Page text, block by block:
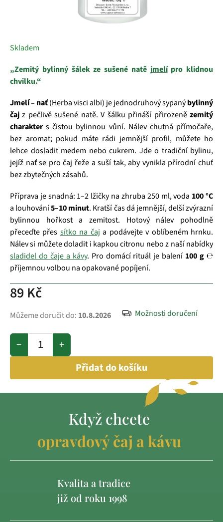
89 Kč
Skladem
Můžeme doručit do: 10.8.2026 Možnosti doručení
+
−
Přidat do košíku
„Zemitý bylinný šálek ze sušené natě jmelípro klidnou
chvilku.“
Jmelí – nať(Herba visci albi) je jednodruhový sypanýbylinný
čaj z pečlivě sušené natě. V šálku přináší přirozeně zemitý
charakters čistou bylinnou vůní. Nálev chutná přímočaře,
bez aromat; pokud máte rádi jemnější profil, můžete ho
lehce dosladit medem nebo cukrem. Jde o tradiční bylinu,
jejíž nať se pro čaj řeže a suší tak, aby vynikla přírodní chuť
bez zbytečných zásahů.
Příprava je snadná: 1–2 lžičky na zhruba 250 ml, voda 100 °C
a louhování5–10 minut. Kratší čas dá jemnější, delší zvýrazní
bylinnou hořkost a zemitost. Hotový nálev pohodlně
přeceďte přes sítko na čaj a podávejte v oblíbeném hrnku.
Nálev si můžete doladit i kapkou citronu nebo z naší nabídky
sladidel do čaje a kávy. Pro domácí rituál je balení 100 g ℮
příjemnou volbou na opakované popíjení.
Když chcete
opravdový čaj a kávu
Kvalita a tradice
již od roku 1998